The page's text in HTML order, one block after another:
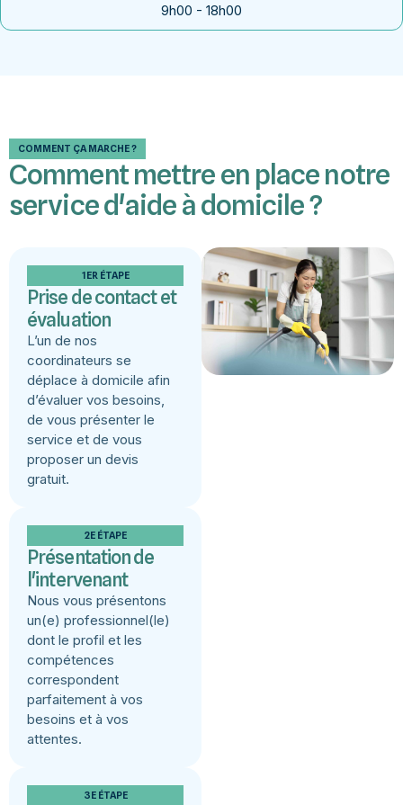
9h00 - 18h00
COMMENT ÇA MARCHE ?
Comment mettre en place notre
service d'aide à domicile ?
1ER ÉTAPE
Prise de contact et
évaluation
L’un de nos
coordinateurs se
déplace à domicile afin
d’évaluer vos besoins,
de vous présenter le
service et de vous
proposer un devis
gratuit.
2E ÉTAPE
Présentation de
l'intervenant
Nous vous présentons
un(e) professionnel(le)
dont le profil et les
compétences
correspondent
parfaitement à vos
besoins et à vos
attentes.
3E ÉTAPE